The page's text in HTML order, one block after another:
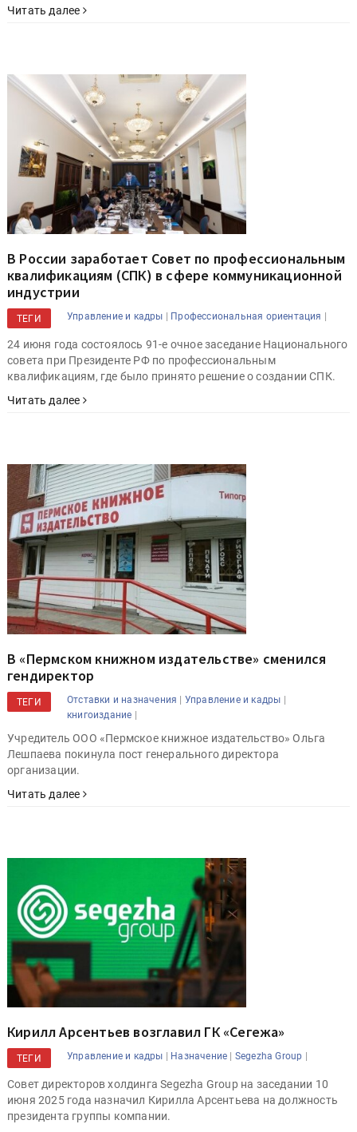
Читать далее
В России заработает Совет по профессиональным
квалификациям (СПК) в сфере коммуникационной
индустрии
ТЕГИ Управление и кадры | Профессиональная ориентация |
24 июня года состоялось 91-е очное заседание Национального
совета при Президенте РФ по профессиональным
квалификациям, где было принято решение о создании СПК.
Читать далее
В «Пермском книжном издательстве» сменился
гендиректор
ТЕГИ Отставки и назначения | Управление и кадры |
книгоиздание |
Учредитель ООО «Пермское книжное издательство» Ольга
Лешпаева покинула пост генерального директора
организации.
Читать далее
Кирилл Арсентьев возглавил ГК «Сегежа»
ТЕГИ Управление и кадры | Назначение | Segezha Group |
Совет директоров холдинга Segezha Group на заседании 10
июня 2025 года назначил Кирилла Арсентьева на должность
президента группы компании.